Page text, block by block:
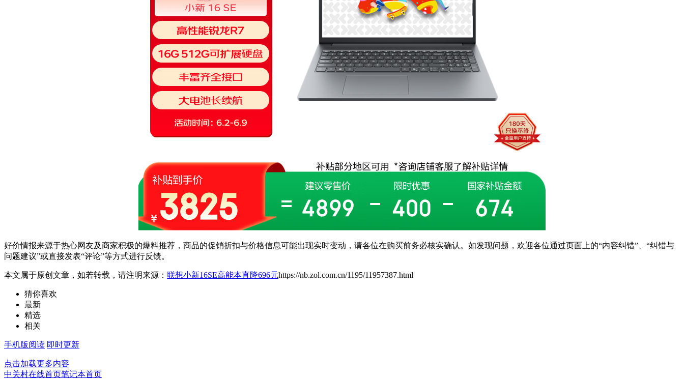
好价情报来源于热心网友及商家积极的爆料推荐，商品的促销折扣与价格信息可能出现实时变动，请各位在购买前务必核实确认。如发现问题，欢迎各位通过页面上的“内容纠错”、“纠错与
问题建议”或直接发表“评论”等方式进行反馈。
本文属于原创文章，如若转载，请注明来源： 联想小新16SE高能本直降696元https://nb.zol.com.cn/1195/11957387.html
猜你喜欢
最新
精选
相关
手机版阅读 即时更新
点击加载更多内容
中关村在线首页笔记本首页